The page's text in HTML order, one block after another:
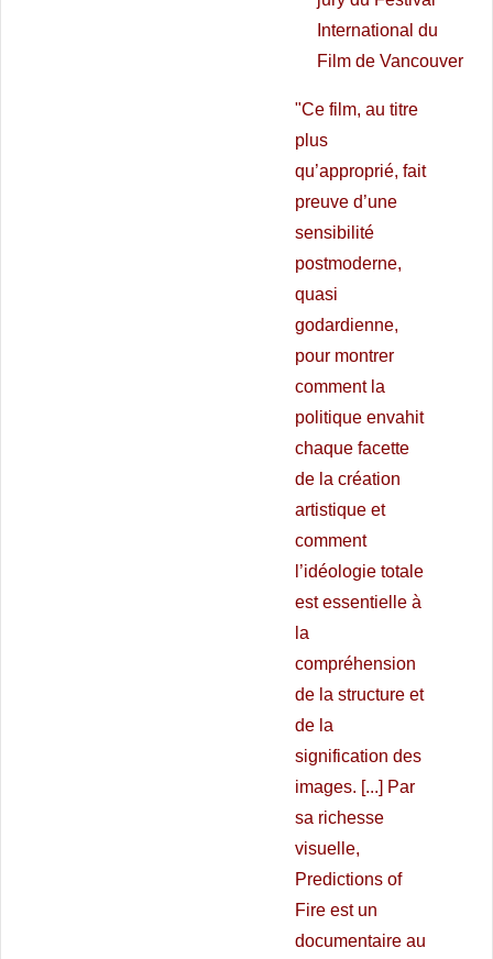
International du
Film de Vancouver
"Ce film, au titre
plus
qu’approprié, fait
preuve d’une
sensibilité
postmoderne,
quasi
godardienne,
pour montrer
comment la
politique envahit
chaque facette
de la création
artistique et
comment
l’idéologie totale
est essentielle à
la
compréhension
de la structure et
de la
signification des
images. [...] Par
sa richesse
visuelle,
Predictions of
Fire est un
documentaire au